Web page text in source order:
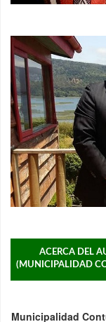
ACERCA DEL
(MUNICIPALIDAD
Municipalidad